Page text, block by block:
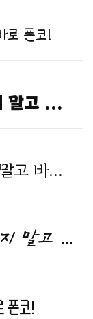
로 폰코!
당신이 찾던 그 폰트, 헤매지 말고 바로 폰코!
당신이 찾던 그 폰트, 헤매지 말고 바로 폰코!
당신이 찾던 그 폰트, 헤매지 말고 바로 폰코!
폰코!